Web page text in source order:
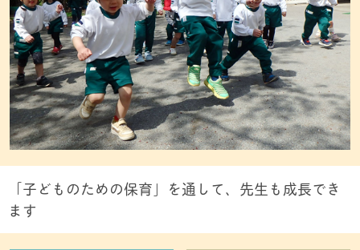
「子どものための保育」を通して、先生も成長でき
ます